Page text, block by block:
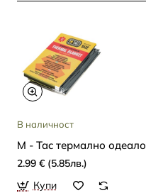
В наличност
M - Tac термално одеало
2.99 € (5.85лв.)
Купи